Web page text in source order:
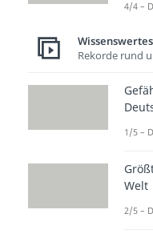
—
4/4 –
Wissenswertes
Rekorde rund
1/5 –
Welt
2/5 –